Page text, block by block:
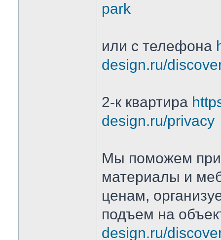
park
или с телефона
design.ru/
2-к квартира
design.ru/privacy
Мы поможем
материалы и
ценам,
подъем на
design.ru/